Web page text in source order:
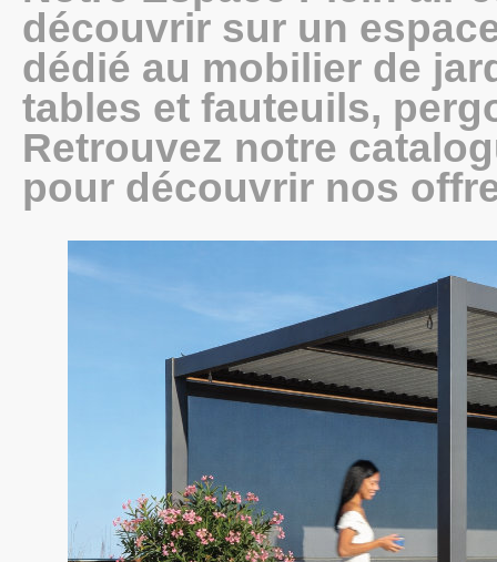
découvrir sur un
dédié au mobilier de
tables et fauteuils,
Retrouvez notre
pour découvrir nos